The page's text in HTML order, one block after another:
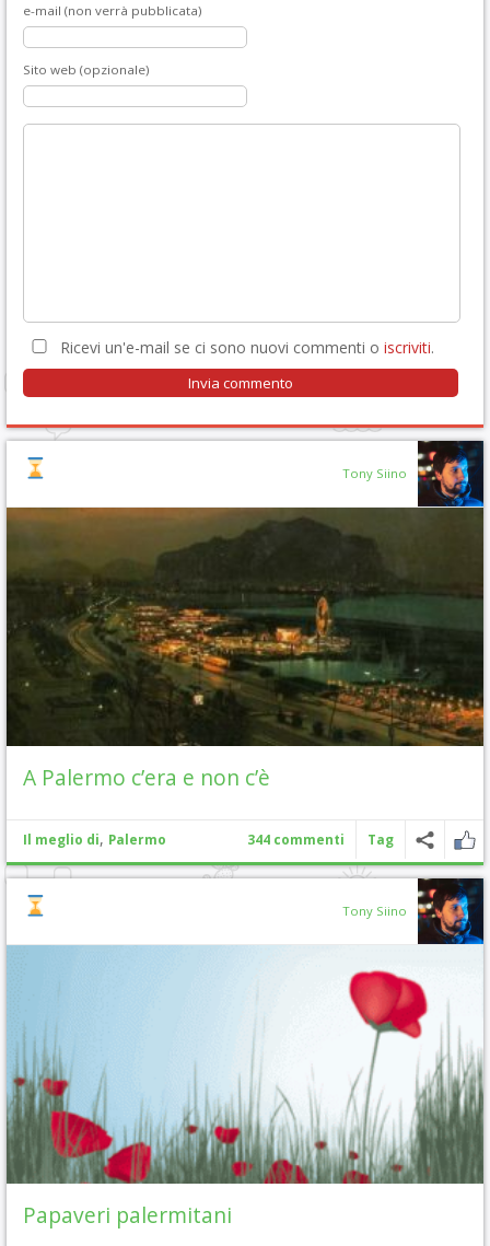
e-mail (non verrà pubblicata)
Sito web (opzionale)
Ricevi un'e-mail se ci sono nuovi commenti o iscriviti.
Tony Siino
A Palermo c’era e non c’è
Il meglio di, Palermo 344 commenti Tag
Tony Siino
Papaveri palermitani